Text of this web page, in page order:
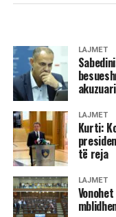
D.L
LAJMET
LAJMET
Kurti:
të reja
LAJMET